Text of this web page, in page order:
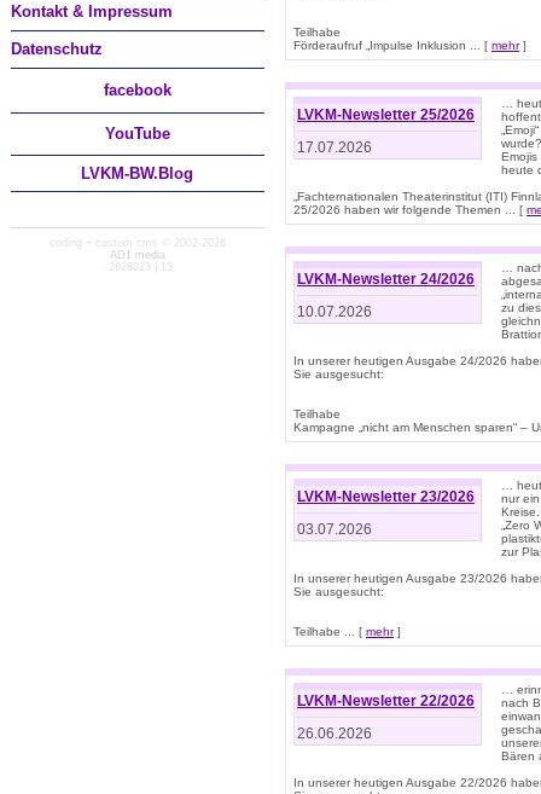
Kontakt & Impressum
Datenschutz
facebook
YouTube
LVKM-BW.Blog
coding + custom cms © 2002-2026
AD1 media
· 2628023 | 13
Teilhabe
Förderaufruf „Impulse Inklusion ... [ mehr]
LVKM-Newsletter 25/2026
17.07.2026
…
Emojis
heute
„Fachternationalen Theaterinstitut (ITI)
25/2026 haben wir folgende Themen ... [
LVKM-Newsletter 24/2026
10.07.2026
…
zu
In unserer heutigen Ausgabe 24/2026
Sie ausgesucht:
Teilhabe
Kampagne „nicht am Menschen sparen“ –
LVKM-Newsletter 23/2026
03.07.2026
…
nur
„Zero
zur
In unserer heutigen Ausgabe 23/2026
Sie ausgesucht:
Teilhabe ... [ mehr]
LVKM-Newsletter 22/2026
26.06.2026
…
nach
Bären
In unserer heutigen Ausgabe 22/2026